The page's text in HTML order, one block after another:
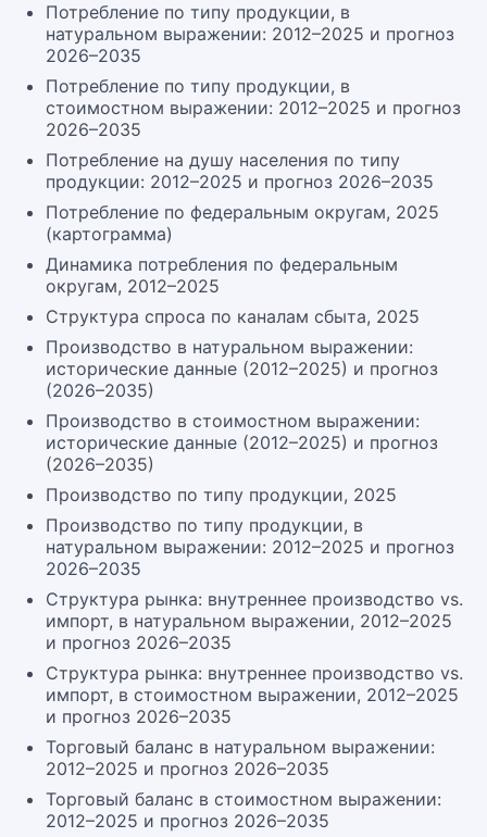
Потребление по типу продукции, в
натуральном выражении: 2012–2025 и прогноз
2026–2035
Потребление по типу продукции, в
стоимостном выражении: 2012–2025 и прогноз
2026–2035
Потребление на душу населения по типу
продукции: 2012–2025 и прогноз 2026–2035
Потребление по федеральным округам, 2025
(картограмма)
Динамика потребления по федеральным
округам, 2012–2025
Структура спроса по каналам сбыта, 2025
Производство в натуральном выражении:
исторические данные (2012–2025) и прогноз
(2026–2035)
Производство в стоимостном выражении:
исторические данные (2012–2025) и прогноз
(2026–2035)
Производство по типу продукции, 2025
Производство по типу продукции, в
натуральном выражении: 2012–2025 и прогноз
2026–2035
Структура рынка: внутреннее производство vs.
импорт, в натуральном выражении, 2012–2025
и прогноз 2026–2035
Структура рынка: внутреннее производство vs.
импорт, в стоимостном выражении, 2012–2025
и прогноз 2026–2035
Торговый баланс в натуральном выражении:
2012–2025 и прогноз 2026–2035
Торговый баланс в стоимостном выражении:
2012–2025 и прогноз 2026–2035